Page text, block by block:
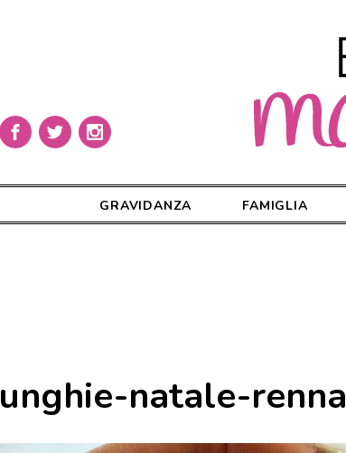
GRAVIDANZA FAMIGLIA
unghie-natale-renna